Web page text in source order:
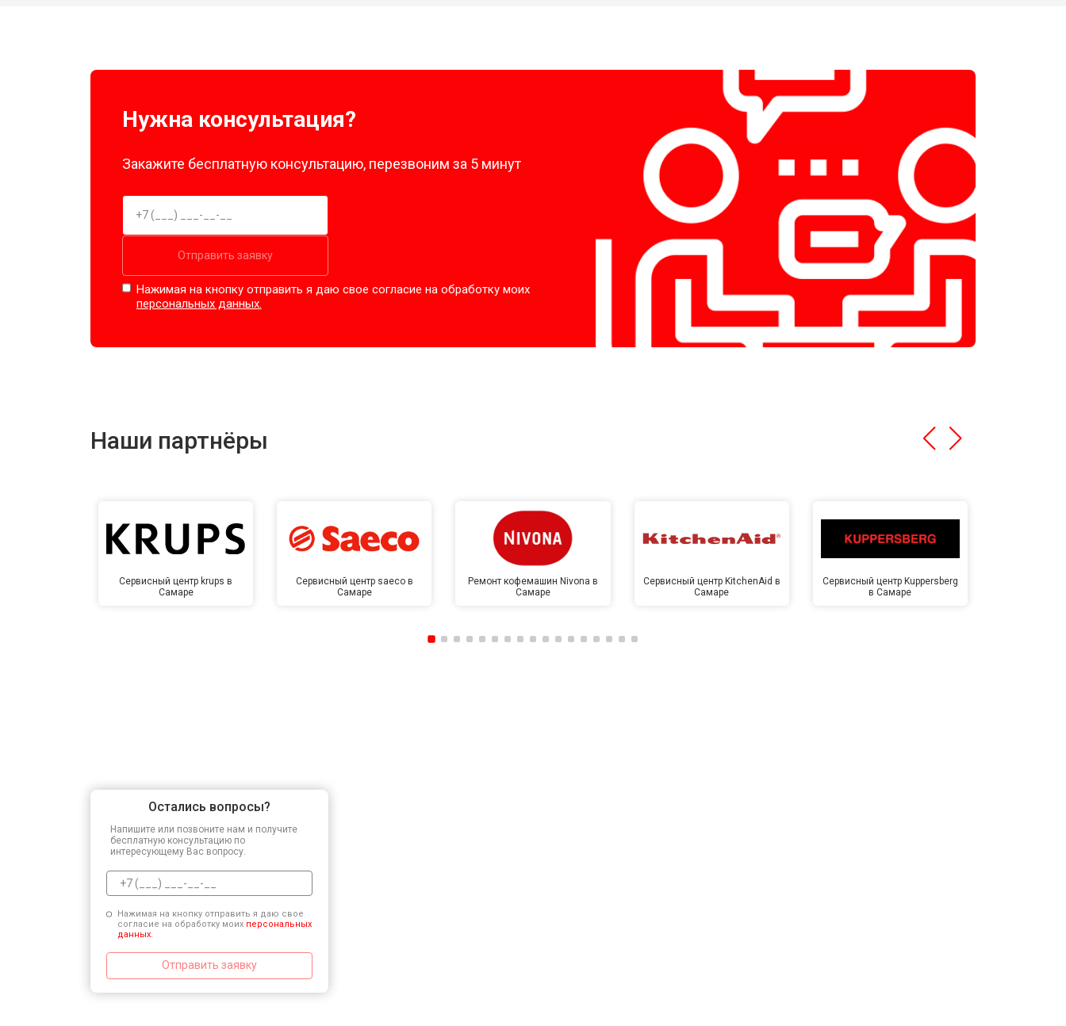
Нужна консультация?
Закажите бесплатную консультацию, перезвоним за 5 минут
Отправить заявку
Нажимая на кнопку отправить я даю свое согласие на обработку моих
персональных данных.
Наши партнёры
Сервисный центр krups в
Самаре
Сервисный центр saeco в
Самаре
Ремонт кофемашин Nivona в
Самаре
Сервисный центр KitchenAid в
Самаре
Сервисный центр Kuppersberg
в Самаре
Остались вопросы?
Напишите или позвоните нам и получите
бесплатную консультацию по
интересующему Вас вопросу.
Нажимая на кнопку отправить я даю свое
согласие на обработку моих персональных
данных.
Отправить заявку